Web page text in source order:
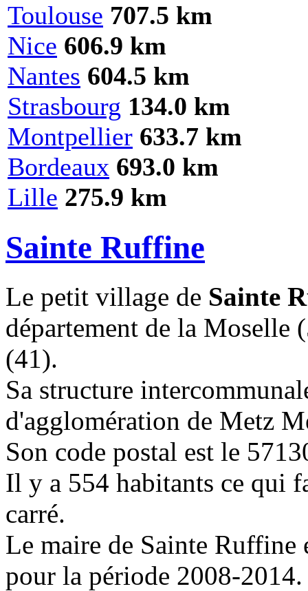
Toulouse 707.5 km
Nice 606.9 km
Nantes 604.5 km
Strasbourg 134.0 km
Montpellier 633.7 km
Bordeaux 693.0 km
Lille 275.9 km
Sainte Ruffine
Le petit village de Sainte
département de la Moselle
(41).
Sa structure
d'agglomération de Metz
Son code postal est le
Il y a 554 habitants ce qui
carré.
Le maire de Sainte Ruffine
pour la période 2008-2014.